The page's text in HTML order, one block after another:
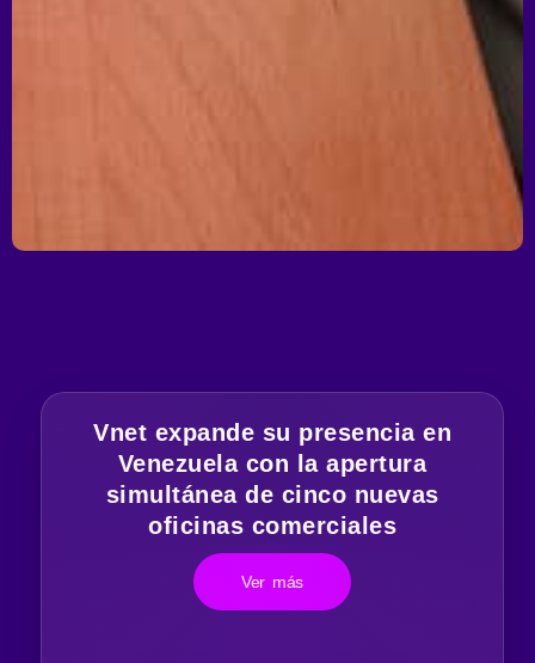
Vnet expande su presencia en
Venezuela con la apertura
simultánea de cinco nuevas
oficinas comerciales
Ver más